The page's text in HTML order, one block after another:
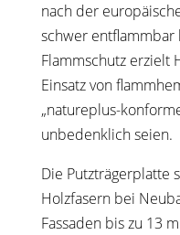
nach der
schwer entflammbar
Flammschutz erzielt
Einsatz von
„natureplus-
unbedenklich seien.
Die Putzträgerplatte
Holzfasern bei
Fassaden bis zu 13